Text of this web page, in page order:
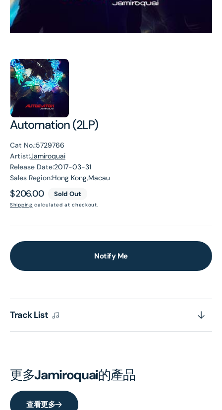
Automation (2LP)
Cat No.:5729766
Artist:Jamiroquai
Release Date:2017-03-31
Sales Region:Hong Kong,Macau
Regular
price
$206.00 Sold Out
Shipping calculated at checkout.
Notify Me
Track List
更多Jamiroquai的產品
查看更多